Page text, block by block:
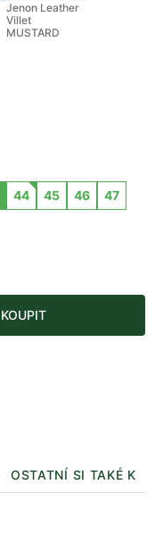
Jenon Leather
Villet
MUSTARD
44 45 46
47
KOUPIT
OSTATNÍ SI TAKÉ